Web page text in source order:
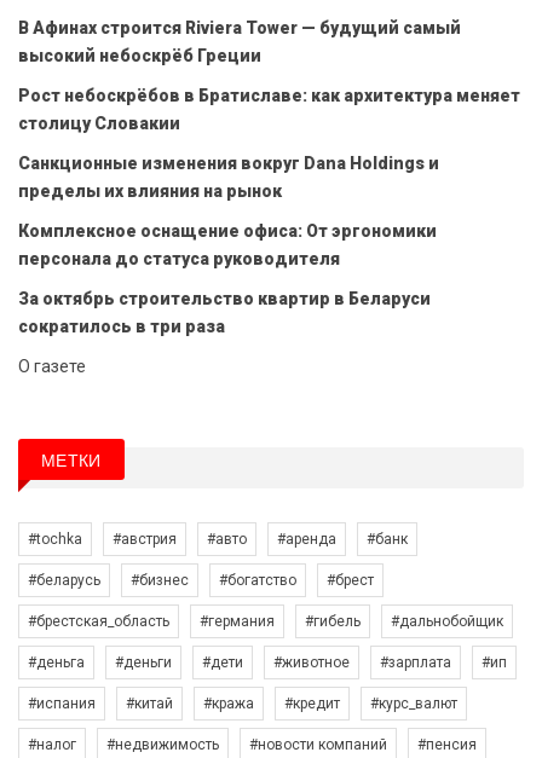
В Афинах строится Riviera Tower — будущий самый
высокий небоскрёб Греции
Рост небоскрёбов в Братиславе: как архитектура меняет
столицу Словакии
Санкционные изменения вокруг Dana Holdings и
пределы их влияния на рынок
Комплексное оснащение офиса: От эргономики
персонала до статуса руководителя
За октябрь строительство квартир в Беларуси
сократилось в три раза
О газете
МЕТКИ
#tochka #австрия #авто #аренда #банк
#беларусь #бизнес #богатство #брест
#брестская_область #германия #гибель #дальнобойщик
#деньга #деньги #дети #животное #зарплата #ип
#испания #китай #кража #кредит #курс_валют
#налог #недвижимость #новости компаний #пенсия